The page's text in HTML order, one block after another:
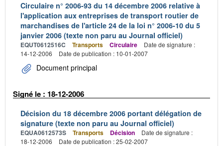
Circulaire n° 2006-93 du 14 décembre 2006 relative à
l'application aux entreprises de transport routier de
marchandises de l'article 24 de la loi n° 2006-10 du 5
janvier 2006 (texte non paru au Journal officiel)
EQUT0612516C Transports Circulaire
Date de signature :
14-12-2006
Date de publication : 10-01-2007
Document principal
Signé le : 18-12-2006
Décision du 18 décembre 2006 portant délégation de
signature (texte non paru au Journal officiel)
EQUA0612573S Transports Décision
Date de signature :
18-12-2006
Date de publication : 25-02-2007